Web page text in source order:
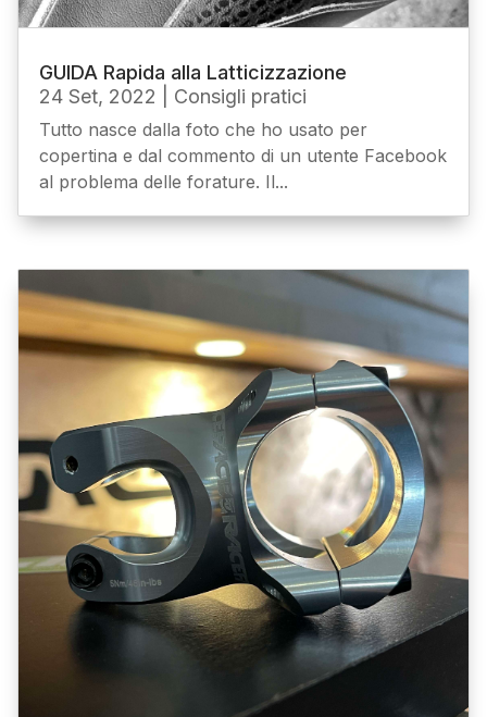
GUIDA Rapida alla Latticizzazione
24 Set, 2022
Consigli pratici
Tutto nasce dalla foto che ho usato per
copertina e dal commento di un utente Facebook
al problema delle forature. Il...